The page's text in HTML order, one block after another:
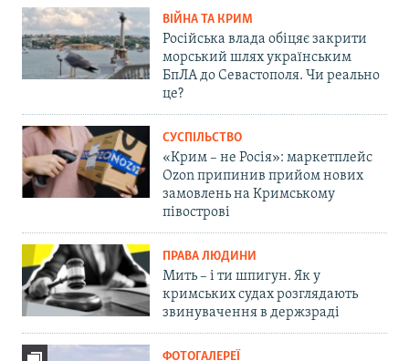
ВІЙНА ТА КРИМ
Російська влада обіцяє закрити
морський шлях українським
БпЛА до Севастополя. Чи реально
це?
СУСПІЛЬСТВО
«Крим – не Росія»: маркетплейс
Ozon припинив прийом нових
замовлень на Кримському
півострові
ПРАВА ЛЮДИНИ
Мить – і ти шпигун. Як у
кримських судах розглядають
звинувачення в держзраді
ФОТОГАЛЕРЕЇ